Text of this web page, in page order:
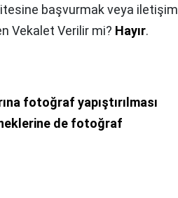
başvurmak veya iletişim
Vekalet Verilir mi? Hayır.
fotoğraf yapıştırılması
de fotoğraf